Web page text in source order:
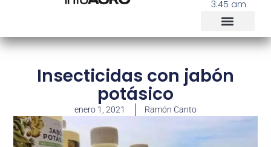
3:45 am
Insecticidas con jabón
potásico
enero 1, 2021 Ramón Canto